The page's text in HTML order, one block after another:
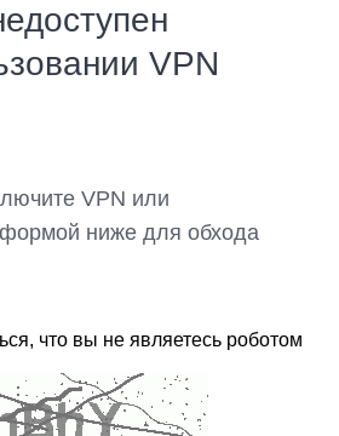
VPN
VPN или
формой ниже для обхода
что вы не являетесь роботом